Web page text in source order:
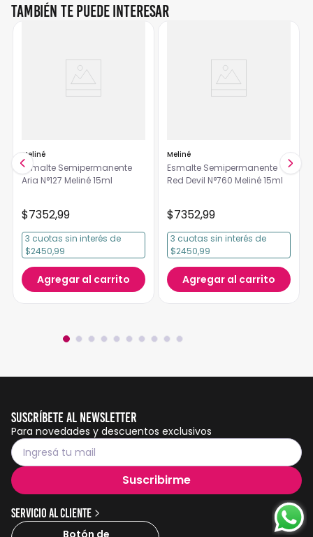
También te puede interesar
Meliné
Esmalte Semipermanente
Aria N°127 Meliné 15ml
$7352,99
3 cuotas sin interés de
$2450,99
Agregar al carrito
Meliné
Esmalte Semipermanente
Red Devil N°760 Meliné 15ml
$7352,99
3 cuotas sin interés de
$2450,99
Agregar al carrito
Suscríbete al Newsletter
Para novedades y descuentos exclusivos
Suscribirme
Servicio al cliente
Botón de